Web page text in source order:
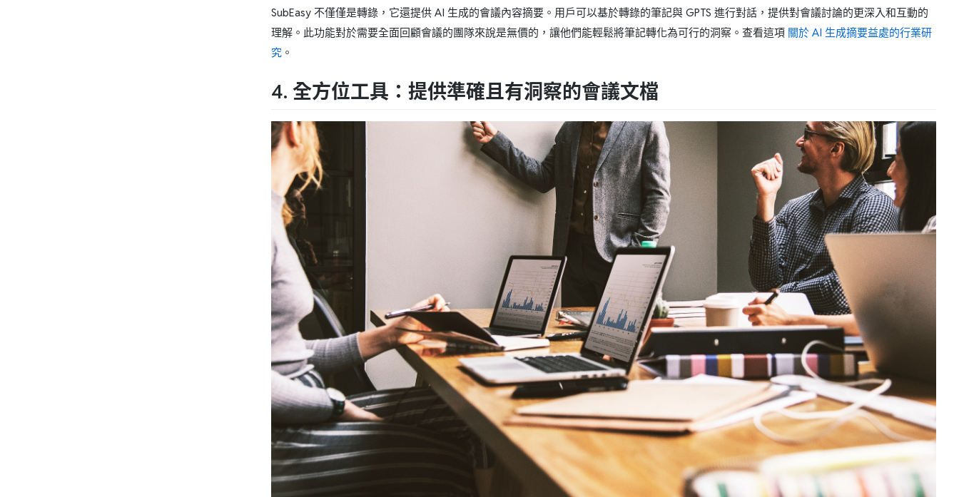
SubEasy 不僅僅是轉錄，它還提供 AI 生成的會議內容摘要。用戶可以基於轉錄的筆記與 GPTS 進行對話，提供對會議討論的更深入和互動的
理解。此功能對於需要全面回顧會議的團隊來說是無價的，讓他們能輕鬆將筆記轉化為可行的洞察。查看這項 關於 AI 生成摘要益處的行業研
究 。
4. 全方位工具：提供準確且有洞察的會議文檔